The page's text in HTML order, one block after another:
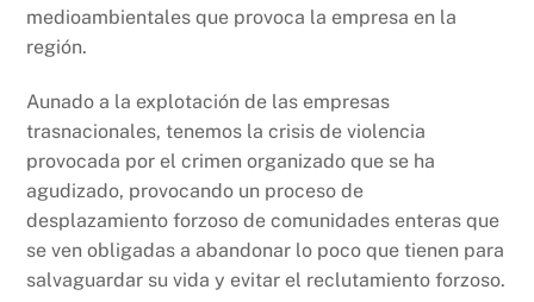
medioambientales que provoca la empresa en la
región.
Aunado a la explotación de las empresas
trasnacionales, tenemos la crisis de violencia
provocada por el crimen organizado que se ha
agudizado, provocando un proceso de
desplazamiento forzoso de comunidades enteras que
se ven obligadas a abandonar lo poco que tienen para
salvaguardar su vida y evitar el reclutamiento forzoso.